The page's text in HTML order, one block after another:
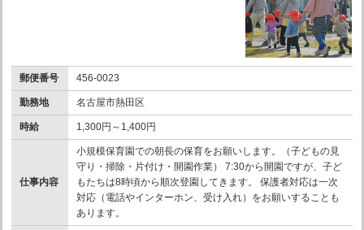
郵便番号 456-0023
勤務地 名古屋市熱田区
時給 1,300円～1,400円
仕事内容
小規模保育園での朝長の保育をお願いします。（子どもの見
守り・掃除・片付け・開園作業） 7:30から開園ですが、子ど
もたちは8時頃から順次登園してきます。 保護者対応は一次
対応（電話やインターホン、受け入れ）をお願いすることも
あります。